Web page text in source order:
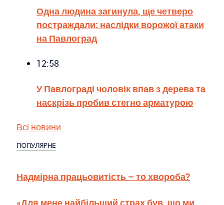
Одна людина загинула, ще четверо
постраждали: наслідки ворожої атаки
на Павлоград
12:58
У Павлограді чоловік впав з дерева та
наскрізь пробив стегно арматурою
Всі новини
ПОПУЛЯРНЕ
Надмірна працьовитість – то хвороба?
«Для мене найбільший страх був, що ми